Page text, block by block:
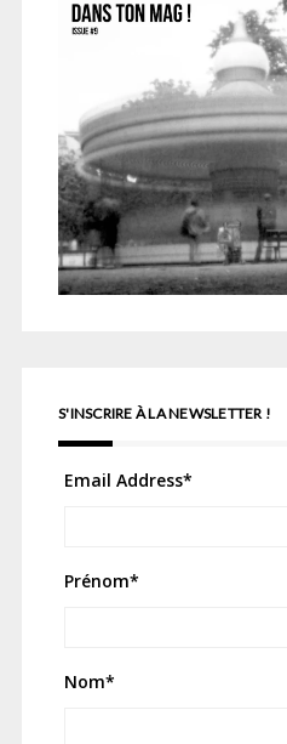
S'INSCRIRE À LA NEWSLETTER !
Email Address*
Prénom*
Nom*